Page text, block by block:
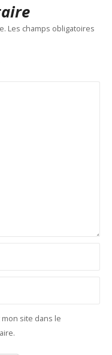
Les champs obligatoires
site dans le